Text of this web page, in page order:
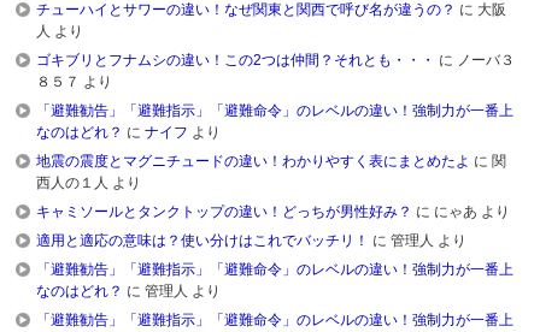
チューハイとサワーの違い！なぜ関東と関西で呼び名が違うの？ に 大阪
人 より
ゴキブリとフナムシの違い！この2つは仲間？それとも・・・
に ノーバ３
８５７ より
「避難勧告」「避難指示」「避難命令」のレベルの違い！強制力が一番上
なのはどれ？ にナイフ より
地震の震度とマグニチュードの違い！わかりやすく表にまとめたよ に 関
西人の１人 より
キャミソールとタンクトップの違い！どっちが男性好み？ に にゃあ より
適用と適応の意味は？使い分けはこれでバッチリ！
に管理人 より
「避難勧告」「避難指示」「避難命令」のレベルの違い！強制力が一番上
なのはどれ？ に管理人 より
「避難勧告」「避難指示」「避難命令」のレベルの違い！強制力が一番上